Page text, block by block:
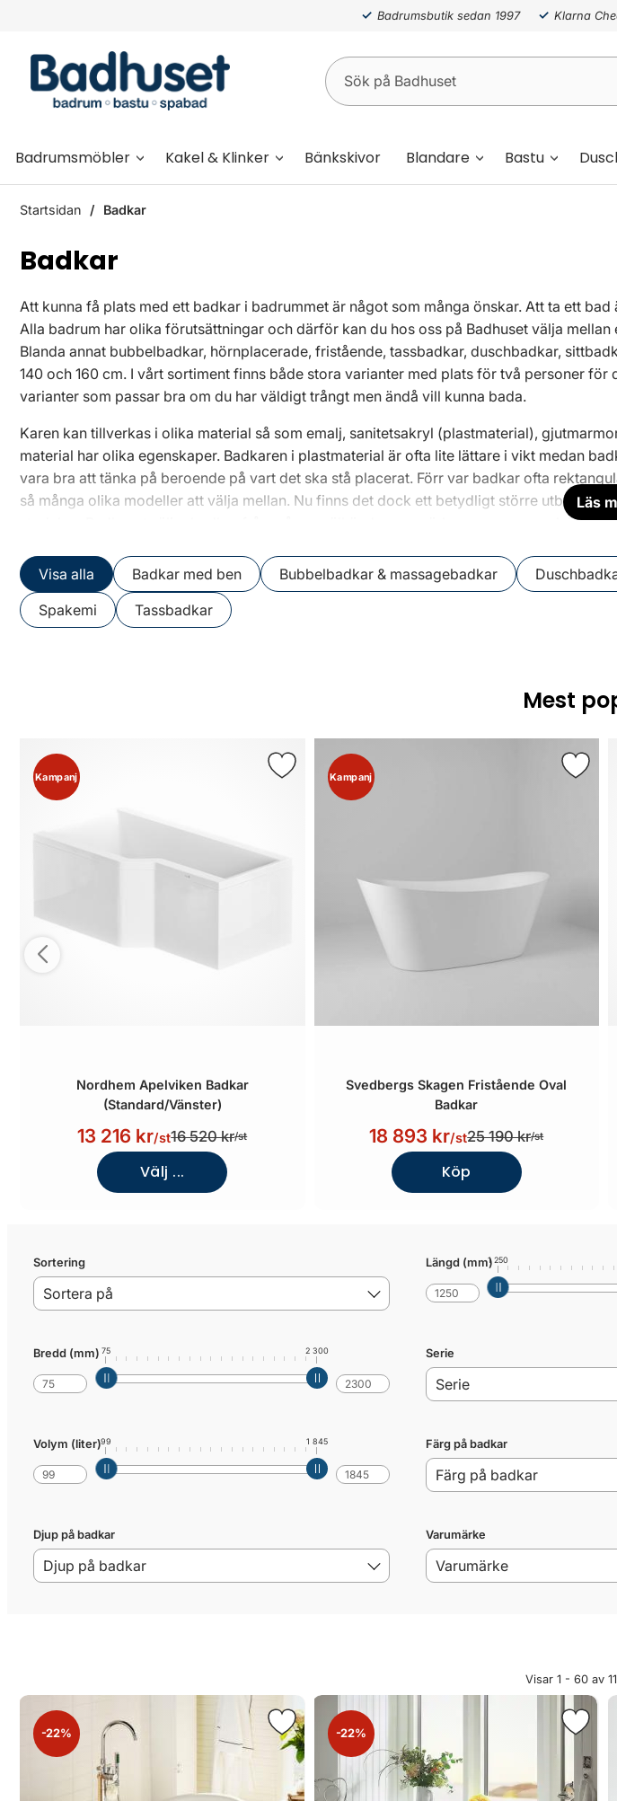
Badrumsbutik sedan 1997 Klarna
Badrumsmöbler Kakel & Klinker Bänkskivor Blandare Bastu
Startsidan Badkar
Badkar
Läs
Att kunna få plats med ett badkar i badrummet är något som många önskar. Att ta ett
Alla badrum har olika förutsättningar och därför kan du hos oss på Badhuset välja
Blanda annat bubbelbadkar, hörnplacerade, fristående, tassbadkar, duschbadkar,
140 och 160 cm. I vårt sortiment finns både stora varianter med plats för två personer för
varianter som passar bra om du har väldigt trångt men ändå vill kunna bada.
Karen kan tillverkas i olika material så som emalj, sanitetsakryl (plastmaterial),
material har olika egenskaper. Badkaren i plastmaterial är ofta lite lättare i vikt medan
vara bra att tänka på beroende på vart det ska stå placerat. Förr var badkar ofta
så många olika modeller att välja mellan. Nu finns det dock ett betydligt större utbud av
storlekar. Badhuset säljer badkar från många välkända varumärken som exempelvis
Visa alla Badkar med ben Bubbelbadkar & massagebadkar
Spakemi
Tassbadkar
Mest
Kampanj
Nordhem Apelviken Badkar
(Standard/Vänster)
13 216 kr/st16 520 kr/st
Välj ...
Kampanj
Svedbergs Skagen Fristående Oval
Badkar
18 893 kr/st25 190 kr/st
Köp
Sortering Längd (mm)1 250
Bredd (mm) 75 2 300 Serie
Volym (liter)99 1 845 Färg på badkar
Djup på badkar Varumärke
Visar 1 - 60 av
-22% -22%